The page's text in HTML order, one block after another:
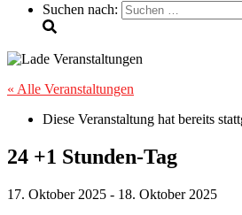
Suchen nach:
« Alle Veranstaltungen
Diese Veranstaltung hat bereits
24 +1 Stunden-Tag
17. Oktober 2025 - 18. Oktober 2025